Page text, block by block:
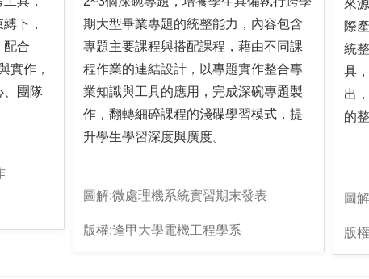
下，
配合
實作，
、團隊
期大型畢業專題的統整能力，內容包含
專題主要課程與搭配課程，藉由不同課
程作業的連結設計，以專題實作整合專
業知識與工具的應用，完成深碗專題製
作，翻轉細碎課程的淺碟學習模式，提
升學生學習深度與廣度。
圖解:微處理機系統實習期末發表
版權:逢甲大學電機工程學系
來
際
統
具
出
的
圖
版